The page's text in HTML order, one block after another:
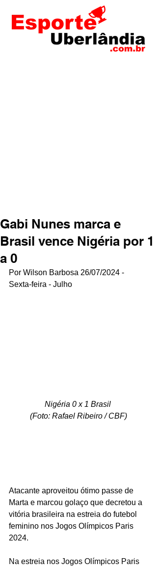
Gabi Nunes marca e
Brasil vence Nigéria por 1
a 0
Por Wilson Barbosa 26/07/2024 -
Sexta-feira - Julho
Nigéria 0 x 1 Brasil
(Foto: Rafael Ribeiro / CBF)
Atacante aproveitou ótimo passe de
Marta e marcou golaço que decretou a
vitória brasileira na estreia do futebol
feminino nos Jogos Olímpicos Paris
2024.
Na estreia nos Jogos Olímpicos Paris